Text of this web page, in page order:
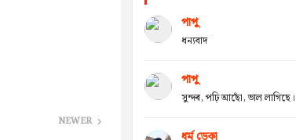
NEWER
পাপু
ধন্যবাদ
পাপু
সুন্দৰ, পঢ়ি আছোঁ, ভাল লাগিছে।